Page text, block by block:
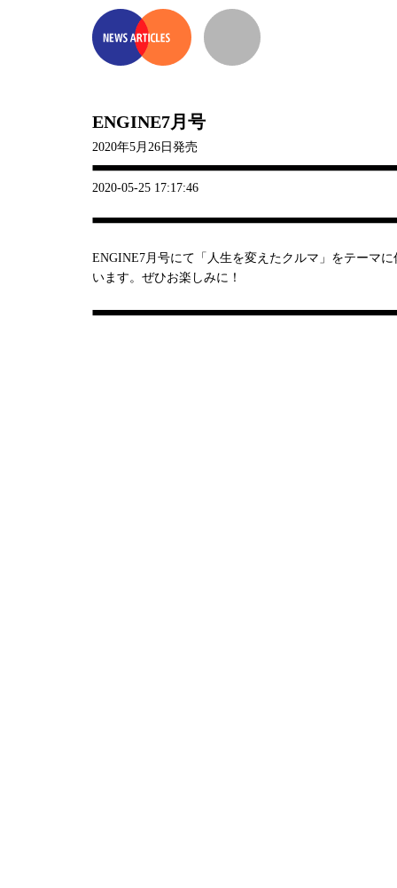
ENGINE7月号
2020年5月26日発売
2020-05-25 17:17:46
ENGINE7月号にて「人生を変えたクルマ」をテーマ
います。ぜひお楽しみに！